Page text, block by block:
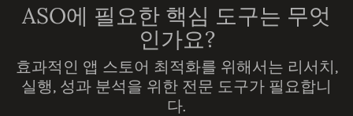
ASO에 필요한 핵심 도구는 무엇
인가요?
효과적인 앱 스토어 최적화를 위해서는 리서치,
실행, 성과 분석을 위한 전문 도구가 필요합니
다.